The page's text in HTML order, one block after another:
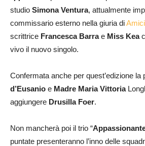
studio Simona Ventura, attualmente
commissario esterno nella giuria di
scrittrice Francesca Barrae Miss Kea
vivo il nuovo singolo.
Confermata anche per quest’edizione la
d’Eusanio e Madre Maria Vittoria
aggiungere Drusilla Foer.
Non mancherà poi il trio “
puntate presenteranno l’inno delle